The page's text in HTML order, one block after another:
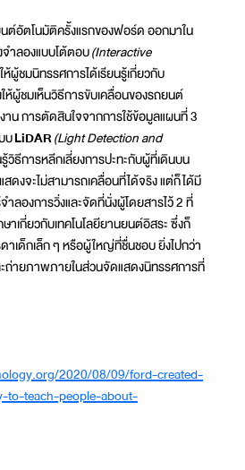
ต์อัตโนมัติครั้งแรกของฟอร์ด ออกมาใน
ำลองแบบโต้ตอบ(Interactive
ห้ผู้ชมนิทรรศการได้เรียนรู้เกี่ยวกับ
ห้ผู้ชมเห็นวิธีการขับเคลื่อนของรถยนต์
น การตัดสินใจจากการใช้ข้อมูลแผนที่ 3
บLiDAR(Light Detection and
รู้วิธีการหลีกเลี่ยงการปะทะกับผู้ที่เดินบน
ดงจะไม่สามารถเคลื่อนที่ได้จริง แต่ก็ได้มี
ำลองการวิ่งและจัดที่นั่งผู้โดยสารไว้ 2 ที่
เกี่ยวกับเทคโนโลยียานยนต์อิสระ ซึ่งก็
าเด็กเล็ก ๆ หรือผู้ใหญ่ที่ชื่นชอบ ยิ่งไปกว่า
ถ่ายภาพภายในส่วนจัดแสดงนิทรรศการที่
2020/08/09/ford-created-
to-teach-people-about-